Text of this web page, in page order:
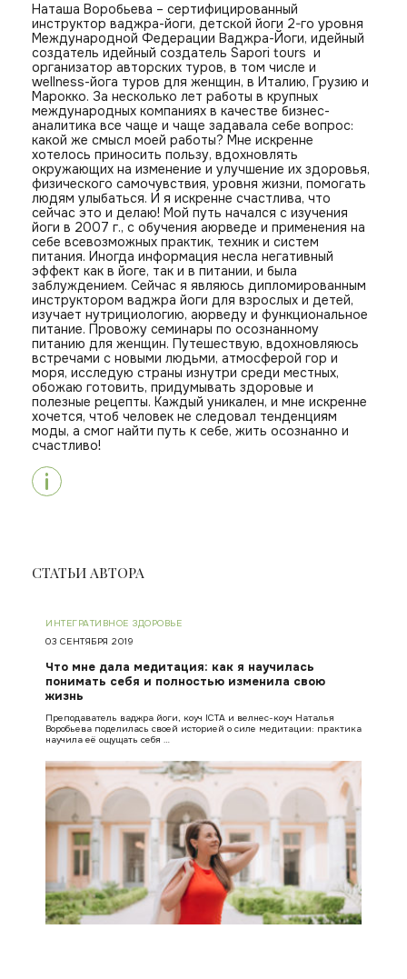
Наташа Воробьева – сертифицированный
инструктор ваджра-йоги, детской йоги 2-го уровня
Международной Федерации Ваджра-Йоги, идейный
создатель идейный создатель Sapori tours и
организатор авторских туров, в том числе и
wellness-йога туров для женщин, в Италию, Грузию и
Марокко. За несколько лет работы в крупных
международных компаниях в качестве бизнес-
аналитика все чаще и чаще задавала себе вопрос:
какой же смысл моей работы? Мне искренне
хотелось приносить пользу, вдохновлять
окружающих на изменение и улучшение их здоровья,
физического самочувствия, уровня жизни, помогать
людям улыбаться. И я искренне счастлива, что
сейчас это и делаю! Мой путь начался с изучения
йоги в 2007 г., с обучения аюрведе и применения на
себе всевозможных практик, техник и систем
питания. Иногда информация несла негативный
эффект как в йоге, так и в питании, и была
заблуждением. Сейчас я являюсь дипломированным
инструктором ваджра йоги для взрослых и детей,
изучает нутрициологию, аюрведу и функциональное
питание. Провожу семинары по осознанному
питанию для женщин. Путешествую, вдохновляюсь
встречами с новыми людьми, атмосферой гор и
моря, исследую страны изнутри среди местных,
обожаю готовить, придумывать здоровые и
полезные рецепты. Каждый уникален, и мне искренне
хочется, чтоб человек не следовал тенденциям
моды, а смог найти путь к себе, жить осознанно и
счастливо!
СТАТЬИ АВТОРА
ИНТЕГРАТИВНОЕ ЗДОРОВЬЕ
03 СЕНТЯБРЯ 2019
Что мне дала медитация: как я научилась
понимать себя и полностью изменила свою
жизнь
Преподаватель ваджра йоги, коуч ICTA и велнес-коуч Наталья
Воробьева поделилась своей историей о силе медитации: практика
научила её ощущать себя …